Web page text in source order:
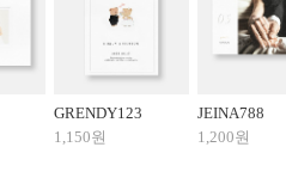
GRENDY123
1,150원
JEINA788
1,200원